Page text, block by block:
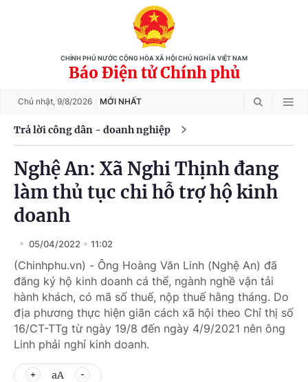
CHÍNH PHỦ NƯỚC CỘNG HÒA XÃ HỘI CHỦ NGHĨA VIỆT NAM
Báo Điện tử Chính phủ
Chủ nhật, 9/8/2026 MỚI NHẤT
Trả lời công dân - doanh nghiệp
Nghệ An: Xã Nghi Thịnh đang
làm thủ tục chi hỗ trợ hộ kinh
doanh
05/04/2022 11:02
(Chinhphu.vn) - Ông Hoàng Văn Linh (Nghệ An) đã
đăng ký hộ kinh doanh cá thể, ngành nghề vận tải
hành khách, có mã số thuế, nộp thuế hằng tháng. Do
địa phương thực hiện giãn cách xã hội theo Chỉ thị số
16/CT-TTg từ ngày 19/8 đến ngày 4/9/2021 nên ông
Linh phải nghỉ kinh doanh.
aA